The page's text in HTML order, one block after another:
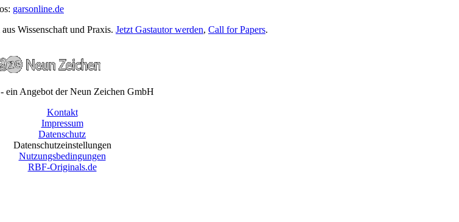
garsonline.de
Wissenschaft und Praxis. Jetzt Gastautor werden, Call for Papers.
ein Angebot der Neun Zeichen GmbH
Kontakt
Impressum
Datenschutz
Datenschutzeinstellungen
Nutzungsbedingungen
RBF-Originals.de